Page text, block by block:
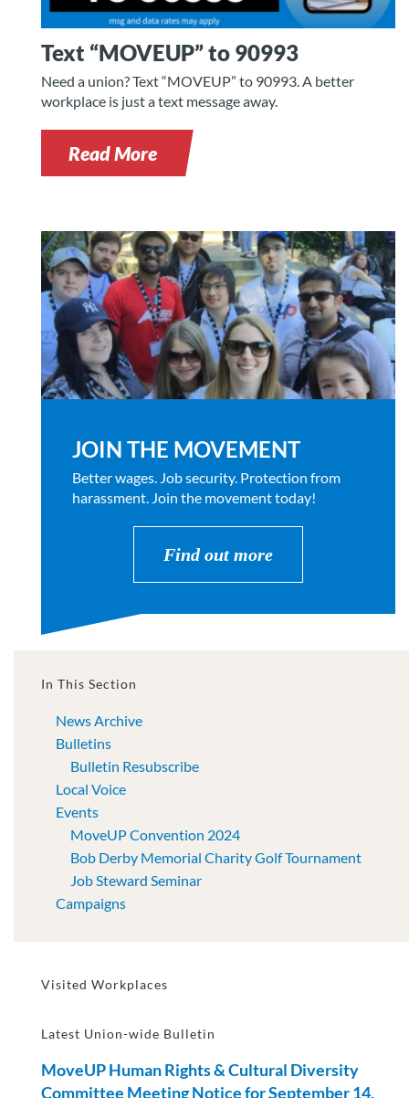
Text “MOVEUP” to 90993
Need a union? Text “MOVEUP” to 90993. A better
workplace is just a text message away.
Read More
JOIN THE MOVEMENT
Better wages. Job security. Protection from
harassment. Join the movement today!
Find out more
In This Section
News Archive
Bulletins
Bulletin Resubscribe
Local Voice
Events
MoveUP Convention 2024
Bob Derby Memorial Charity Golf Tournament
Job Steward Seminar
Campaigns
Visited Workplaces
Latest Union-wide Bulletin
MoveUP Human Rights & Cultural Diversity
Committee Meeting Notice for September 14,